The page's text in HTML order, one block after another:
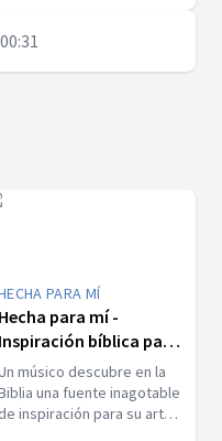
PARA MÍ
Hecha para mí -
Inspiración bíblica para
músico descubre en la
una fuente inagotable
de inspiración para su arte